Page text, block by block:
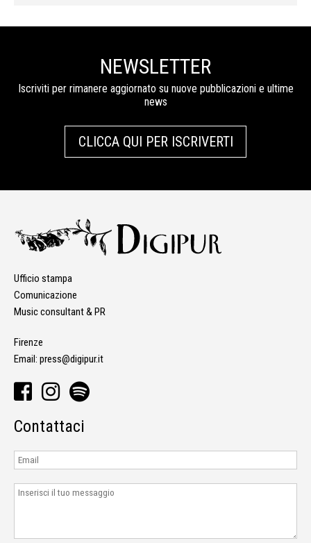
NEWSLETTER
Iscriviti per rimanere aggiornato su nuove pubblicazioni e ultime
news
CLICCA QUI PER ISCRIVERTI
Ufficio stampa
Comunicazione
Music consultant & PR
Firenze
Email: press@digipur.it
Contattaci